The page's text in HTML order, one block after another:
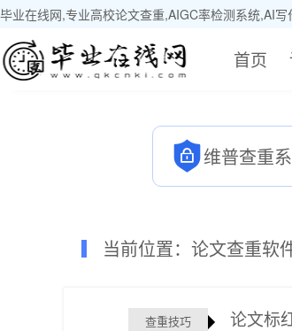
毕业在线网,专业高校论文查重,AIGC率检测系统,AI
首页
维普查重
当前位置： 论文查重软
查重技巧 论文标